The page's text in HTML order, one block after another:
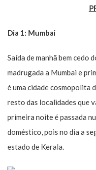
Dia 1: Mumbai
Saída de manhã bem cedo
madrugada a Mumbai e
é uma cidade cosmopolita
resto das localidades que
primeira noite é passada
doméstico, pois no dia a
estado de Kerala.